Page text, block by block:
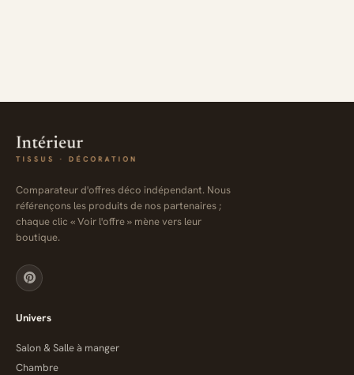
Comparateur d'offres déco indépendant. Nous
référençons les produits de nos partenaires ;
chaque clic « Voir l'offre » mène vers leur
boutique.
Univers
Salon & Salle à manger
Chambre